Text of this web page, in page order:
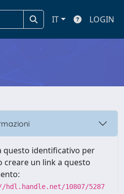
IT LOGIN
questo identificativo per
creare un link a questo
10807/5287